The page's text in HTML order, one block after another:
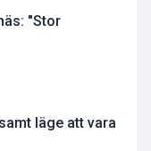
"Stor
läge att vara